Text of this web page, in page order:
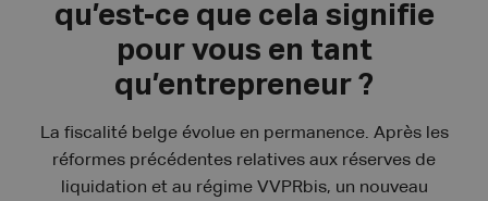
qu’est-ce que cela signifie
pour vous en tant
qu’entrepreneur ?
La fiscalité belge évolue en permanence. Après les
réformes précédentes relatives aux réserves de
liquidation et au régime VVPRbis, un nouveau